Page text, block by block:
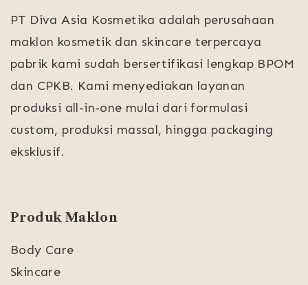
PT Diva Asia Kosmetika adalah perusahaan
maklon kosmetik dan skincare terpercaya
pabrik kami sudah bersertifikasi lengkap BPOM
dan CPKB. Kami menyediakan layanan
produksi all-in-one mulai dari formulasi
custom, produksi massal, hingga packaging
eksklusif.
Produk Maklon
Body Care
Skincare